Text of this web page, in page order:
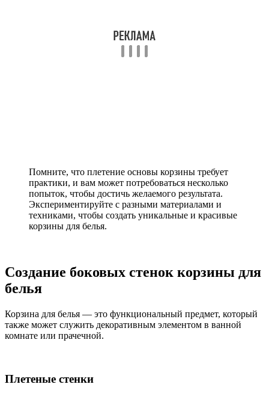
Помните, что плетение основы корзины требует
практики, и вам может потребоваться несколько
попыток, чтобы достичь желаемого результата.
Экспериментируйте с разными материалами и
техниками, чтобы создать уникальные и красивые
корзины для белья.
Создание боковых стенок корзины для
белья
Корзина для белья — это функциональный предмет, который
также может служить декоративным элементом в ванной
комнате или прачечной.
Плетеные стенки